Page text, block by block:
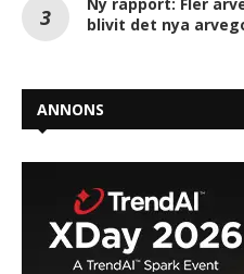
blivit det nya
ANNONS